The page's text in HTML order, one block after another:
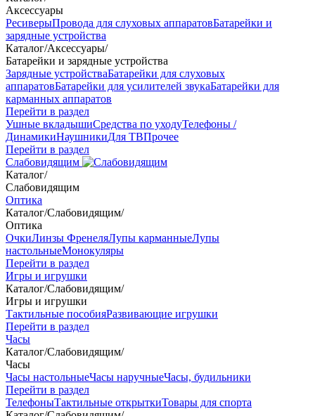
Аксессуары
РесиверыПровода для слуховых аппаратовБатарейки и
зарядные устройства
Каталог/Аксессуары/
Батарейки и зарядные устройства
Зарядные устройстваБатарейки для слуховых
аппаратовБатарейки для усилителей звукаБатарейки для
карманных аппаратов
Перейти в раздел
Ушные вкладышиСредства по уходуТелефоны /
ДинамикиНаушникиДля ТВПрочее
Перейти в раздел
Слабовидящим
Каталог/
Слабовидящим
Оптика
Каталог/Слабовидящим/
Оптика
ОчкиЛинзы ФренеляЛупы карманныеЛупы
настольныеМонокуляры
Перейти в раздел
Игры и игрушки
Каталог/Слабовидящим/
Игры и игрушки
Тактильные пособияРазвивающие игрушки
Перейти в раздел
Часы
Каталог/Слабовидящим/
Часы
Часы настольныеЧасы наручныеЧасы, будильники
Перейти в раздел
ТелефоныТактильные открыткиТовары для спорта